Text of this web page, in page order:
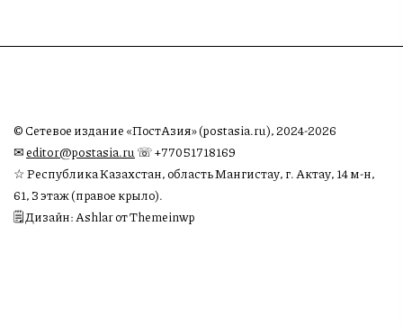
© Сетевое издание «ПостАзия» (postasia.ru), 2024-2026
✉︎editor@postasia.ru ☏ +77051718169
☆ Республика Казахстан, область Мангистау, г. Актау, 14 м-н,
61, 3 этаж (правое крыло).
🗒 Дизайн: Ashlar от Themeinwp